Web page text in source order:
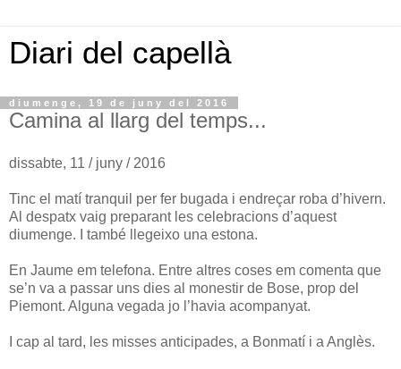
Diari del capellà
diumenge, 19 de juny del 2016
Camina al llarg del temps...
dissabte, 11 / juny / 2016
Tinc el matí tranquil per fer bugada i endreçar roba d’hivern.
Al despatx vaig preparant les celebracions d’aquest
diumenge. I també llegeixo una estona.
En Jaume em telefona. Entre altres coses em comenta que
se’n va a passar uns dies al monestir de Bose, prop del
Piemont. Alguna vegada jo l’havia acompanyat.
I cap al tard, les misses anticipades, a Bonmatí i a Anglès.